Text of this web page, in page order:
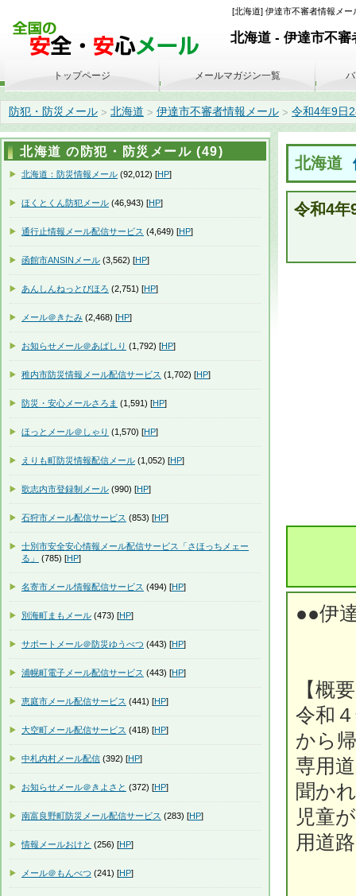
[北海道] 伊達市不審者情報メ
北海道 - 伊達市不審
防犯・防災メール > 北海道 > 伊達市不審者情報メール > 令和4年9日
北海道
令和4年
●●伊
【概
令和
から
専用
聞か
児童
用道
トップページ メールマガジン一覧
北海道 の防犯・防災メール (49)
北海道：防災情報メール (92,012) [HP]
ほくとくん防犯メール (46,943) [HP]
通行止情報メール配信サービス (4,649) [HP]
函館市ANSINメール (3,562) [HP]
あんしんねっとびほろ (2,751) [HP]
メール＠きたみ (2,468) [HP]
お知らせメール＠あばしり (1,792) [HP]
稚内市防災情報メール配信サービス (1,702) [HP]
防災・安心メールさろま (1,591) [HP]
ほっとメール＠しゃり (1,570) [HP]
えりも町防災情報配信メール (1,052) [HP]
歌志内市登録制メール (990) [HP]
石狩市メール配信サービス (853) [HP]
士別市安全安心情報メール配信サービス「さほっちメェー
る」
(785) [HP]
名寄市メール情報配信サービス (494) [HP]
別海町まもメール (473) [HP]
サポートメール＠防災ゆうべつ (443) [HP]
浦幌町電子メール配信サービス (443) [HP]
恵庭市メール配信サービス (441) [HP]
大空町メール配信サービス (418) [HP]
中札内村メール配信 (392) [HP]
お知らせメール＠きよさと (372) [HP]
南富良野町防災メール配信サービス (283) [HP]
情報メールおけと (256) [HP]
メール＠もんべつ (241) [HP]